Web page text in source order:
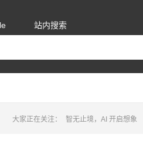
站内搜索
大家正在关注： 智无止境，AI 开启想象